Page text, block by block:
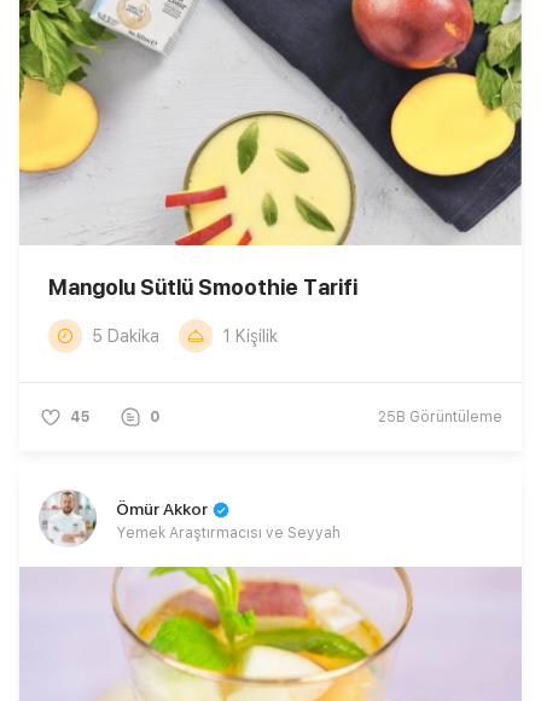
Mangolu Sütlü Smoothie Tarifi
5 Dakika 1 Kişilik
45 0 25B Görüntüleme
Ömür Akkor
Yemek Araştırmacısı ve Seyyah